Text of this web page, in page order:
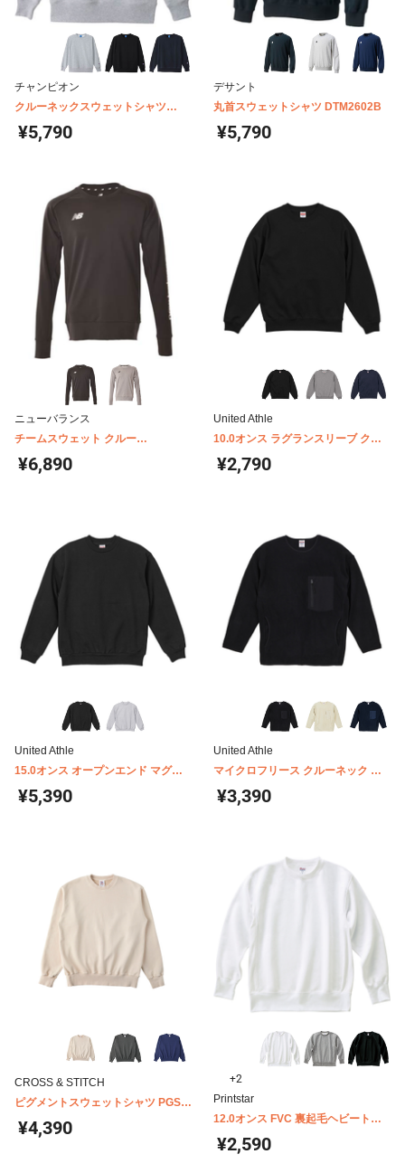
チャンピオン
クルーネックスウェットシャツ
C3XS060
¥5,790
デサント
丸首スウェットシャツ DTM2602B
¥5,790
ニューバランス
チームスウェット クルー
JMTF2380
¥6,890
United Athle
10.0オンス ラグランスリーブ クル
ーネック スウェット(裏パイル)
5242-01
¥2,790
United Athle
15.0オンス オープンエンド マグナ
ムウェイト クルーネック スウェッ
ト(裏起毛) 5799-01
¥5,390
United Athle
マイクロフリース クルーネック シ
ャツ(一重) 7098-01
¥3,390
CROSS & STITCH
ピグメントスウェットシャツ PGS-
149
¥4,390
+2
Printstar
12.0オンス FVC 裏起毛ヘビートレ
ーナー Printstar 00227-FVC
¥2,590